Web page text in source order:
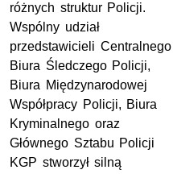
różnych struktur Policji.
Wspólny udział
przedstawicieli Centralnego
Biura Śledczego Policji,
Biura Międzynarodowej
Współpracy Policji, Biura
Kryminalnego oraz
Głównego Sztabu Policji
KGP stworzył silną